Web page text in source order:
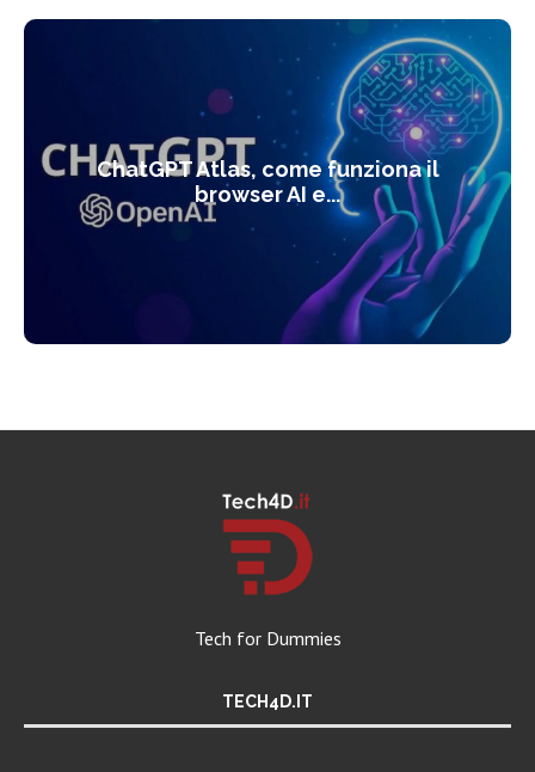
ChatGPT Atlas, come funziona il
browser AI e...
Tech for Dummies
TECH4D.IT